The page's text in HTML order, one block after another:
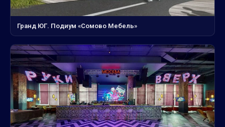
Гранд ЮГ. Подиум «Сомово Мебель»